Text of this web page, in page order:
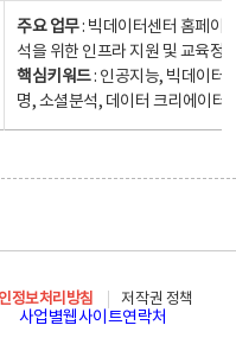
주요 업무: 빅데이터센터 홈페이
석을 위한 인프라 지원 및 교육정
핵심키워드: 인공지능, 빅데이터,
명, 소셜분석, 데이터 크리에이터
정보처리방침
저작권 정책
사업별웹사이트연락처